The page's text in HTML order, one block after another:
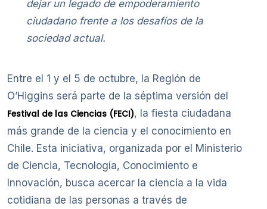
dejar un legado de empoderamiento
ciudadano frente a los desafíos de la
sociedad actual.
Entre el 1 y el 5 de octubre, la Región de
O’Higgins será parte de la séptima versión del
Festival de las Ciencias (FECI), la fiesta ciudadana
más grande de la ciencia y el conocimiento en
Chile. Esta iniciativa, organizada por el Ministerio
de Ciencia, Tecnología, Conocimiento e
Innovación, busca acercar la ciencia a la vida
cotidiana de las personas a través de